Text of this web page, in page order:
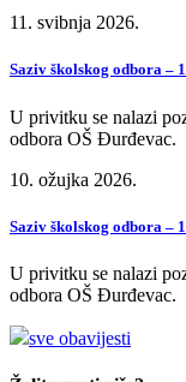
11. svibnja 2026.
Saziv školskog odbora –
U privitku se nalazi
odbora OŠ Đurđevac.
10. ožujka 2026.
Saziv školskog odbora –
U privitku se nalazi
odbora OŠ Đurđevac.
sve obavijesti